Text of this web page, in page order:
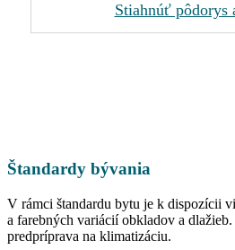
Stiahnúť pôdorys
Štandardy bývania
V rámci štandardu bytu je k dispozícii
a farebných variácií obkladov a
predpríprava na klimatizáciu.